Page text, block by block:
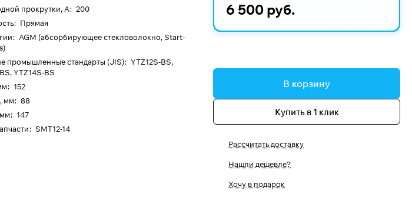
прокрутки, А: 200
: Прямая
: AGM (абсорбирующее стекловолокно, Start-
промышленные стандарты (JIS): YTZ12S-BS,
YTZ14S-BS
: 152
мм: 88
: 147
: SMT12-14
6 500 руб.
В корзину
Купить в 1 клик
Рассчитать доставку
Нашли дешевле?
Хочу в подарок